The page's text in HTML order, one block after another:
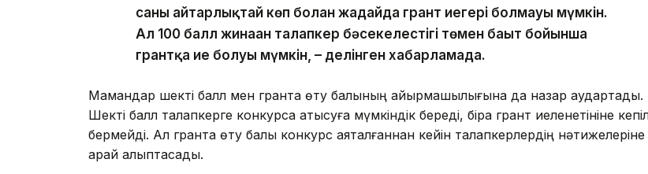
саны айтарлықтай көп болған жағдайда грант иегері болмауы мүмкін.
Ал 100 балл жинаған талапкер бәсекелестігі төмен бағыт бойынша
грантқа ие болуы мүмкін, – делінген хабарламада.
Мамандар шекті балл мен грантқа өту балының айырмашылығына да назар аудартады.
Шекті балл талапкерге конкурсқа қатысуға мүмкіндік береді, бірақ грант иеленетініне
бермейді. Ал грантқа өту балы конкурс аяқталғаннан кейін талапкерлердің нәтижелеріне
қарай қалыптасады.